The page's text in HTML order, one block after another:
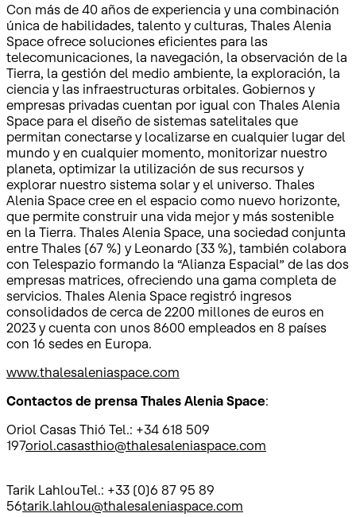
Con más de 40 años de experiencia y una combinación
única de habilidades, talento y culturas, Thales Alenia
Space ofrece soluciones eficientes para las
telecomunicaciones, la navegación, la observación de la
Tierra, la gestión del medio ambiente, la exploración, la
ciencia y las infraestructuras orbitales. Gobiernos y
empresas privadas cuentan por igual con Thales Alenia
Space para el diseño de sistemas satelitales que
permitan conectarse y localizarse en cualquier lugar del
mundo y en cualquier momento, monitorizar nuestro
planeta, optimizar la utilización de sus recursos y
explorar nuestro sistema solar y el universo. Thales
Alenia Space cree en el espacio como nuevo horizonte,
que permite construir una vida mejor y más sostenible
en la Tierra. Thales Alenia Space, una sociedad conjunta
entre Thales (67 %) y Leonardo (33 %), también colabora
con Telespazio formando la “Alianza Espacial” de las dos
empresas matrices, ofreciendo una gama completa de
servicios. Thales Alenia Space registró ingresos
consolidados de cerca de 2200 millones de euros en
2023 y cuenta con unos 8600 empleados en 8 países
con 16 sedes en Europa.
www.thalesaleniaspace.com
Contactos de prensa Thales Alenia Space:
Oriol Casas Thió Tel.: +34 618 509
197oriol.casasthio@thalesaleniaspace.com
Tarik LahlouTel.: +33 (0)6 87 95 89
56tarik.lahlou@thalesaleniaspace.com